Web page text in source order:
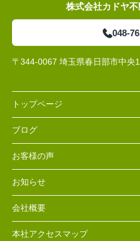
株式会社カドヤ
048-
〒344-0067 埼玉県春日部市中央
トップページ
ブログ
お客様の声
お知らせ
会社概要
本社アクセスマップ